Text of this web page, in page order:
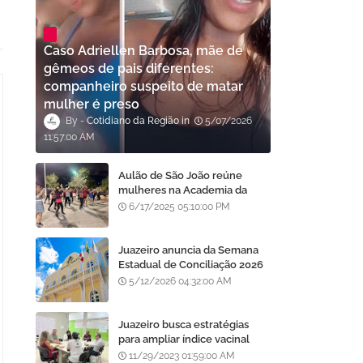
Caso Adriellen Barbosa, mãe de
gêmeos de pais diferentes:
companheiro suspeito de matar
mulher é preso
Cotidiano da Região
5/07/2026
11:57:00 AM
Aulão de São João reúne
mulheres na Academia da
Saúde em Juazeiro, BA
6/17/2025 05:10:00 PM
Juazeiro anuncia da Semana
Estadual de Conciliação 2026
com oportunidade para
5/12/2026 04:32:00 AM
Juazeiro busca estratégias
para ampliar índice vacinal
contra brucelose bovina
11/29/2023 01:59:00 AM